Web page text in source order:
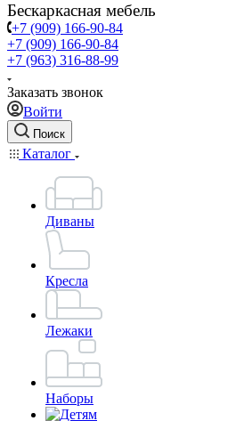
Бескаркасная мебель
+7 (909) 166-90-84
+7 (909) 166-90-84
+7 (963) 316-88-99
Заказать звонок
Войти
Поиск
Каталог
Диваны
Кресла
Лежаки
Наборы